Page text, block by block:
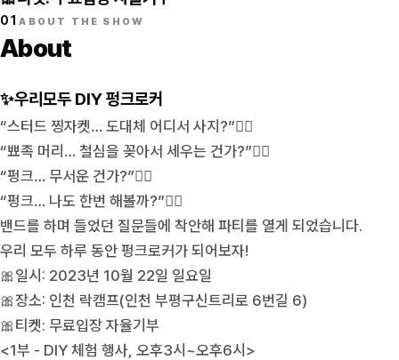
01ABOUT THE SHOW
About
✨우리모두 DIY 펑크로커
“스터드 찡자켓… 도대체 어디서 사지?”🙅‍♀️
“뾰족 머리… 철심을 꽂아서 세우는 건가?”🙅‍♀️
“펑크… 무서운 건가?”🙅‍♀️
“펑크… 나도 한번 해볼까?”👌🏻
밴드를 하며 들었던 질문들에 착안해 파티를 열게 되었습니다.
우리 모두 하루 동안 펑크로커가 되어보자!
🎀일시: 2023년 10월 22일 일요일
🎀장소: 인천 락캠프(인천 부평구신트리로 6번길 6)
🎀티켓: 무료입장 자율기부
<1부 - DIY 체험 행사, 오후3시~오후6시>